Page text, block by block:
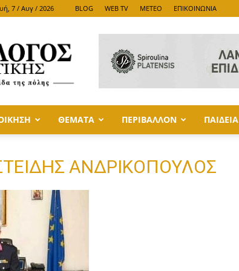
7 / Αυγ / 2026 BLOG WEB TV METEO ΕΠΙΚΟΙΝΩΝΙΑ
ΘΕΜΑΤΑ ΠΕΡΙΒΑΛΛΟΝ ΠΑΙΔΕΙΑ
ΑΝΔΡΙΚΟΠΟΥΛΟΣ